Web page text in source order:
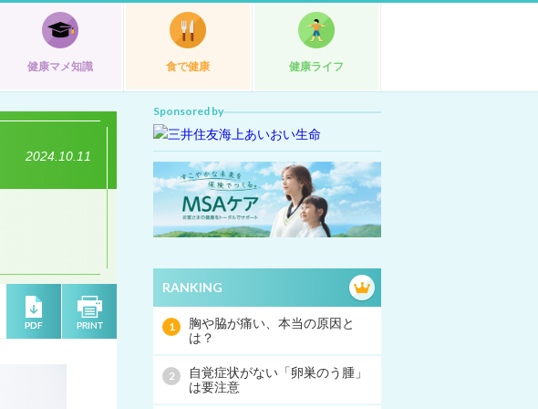
健康マメ知識 食で健康 健康ライフ
2024.10.11
Sponsored by
RANKING
胸や脇が痛い、本当の原因と
は？
自覚症状がない「卵巣のう腫」
は要注意